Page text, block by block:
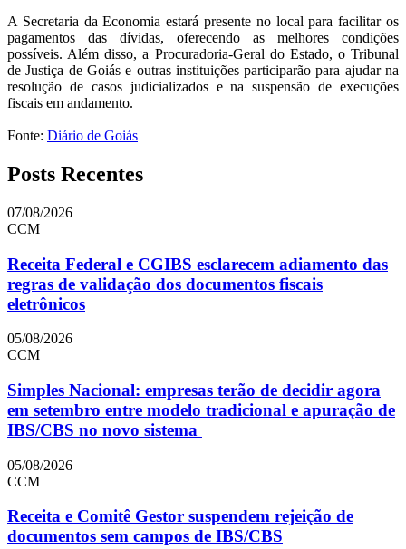
A Secretaria da Economia estará presente no local para facilitar os
pagamentos das dívidas, oferecendo as melhores condições
possíveis. Além disso, a Procuradoria-Geral do Estado, o Tribunal
de Justiça de Goiás e outras instituições participarão para ajudar na
resolução de casos judicializados e na suspensão de execuções
fiscais em andamento.
Fonte: Diário de Goiás
Posts Recentes
07/08/2026
CCM
Receita Federal e CGIBS esclarecem adiamento das
regras de validação dos documentos fiscais
eletrônicos
05/08/2026
CCM
Simples Nacional: empresas terão de decidir agora
em setembro entre modelo tradicional e apuração de
IBS/CBS no novo sistema
05/08/2026
CCM
Receita e Comitê Gestor suspendem rejeição de
documentos sem campos de IBS/CBS